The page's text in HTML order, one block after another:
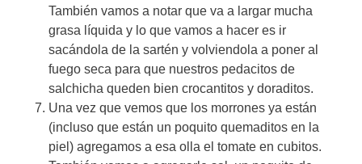
También vamos a notar que va a largar mucha
grasa líquida y lo que vamos a hacer es ir
sacándola de la sartén y volviendola a poner al
fuego seca para que nuestros pedacitos de
salchicha queden bien crocantitos y doraditos.
Una vez que vemos que los morrones ya están
(incluso que están un poquito quemaditos en la
piel) agregamos a esa olla el tomate en cubitos.